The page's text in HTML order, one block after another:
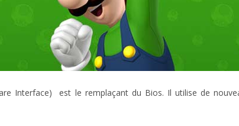
Interface) est le remplaçant du Bios. Il utilise de